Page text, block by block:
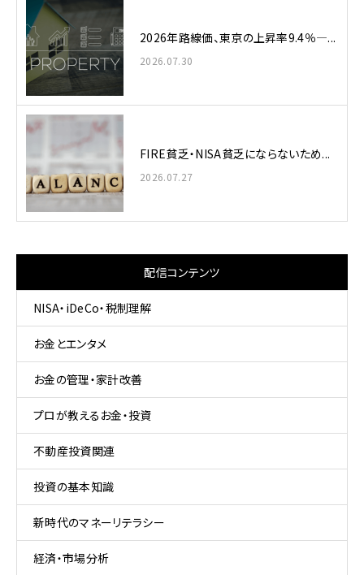
2026年路線価、東京の上昇率9.4％—...
2026.07.30
FIRE貧乏・NISA貧乏にならないため...
2026.07.27
配信コンテンツ
NISA・iDeCo・税制理解
お金とエンタメ
お金の管理・家計改善
プロが教えるお金・投資
不動産投資関連
投資の基本知識
新時代のマネーリテラシー
経済・市場分析